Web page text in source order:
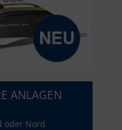
ANLAGEN
oder Nord